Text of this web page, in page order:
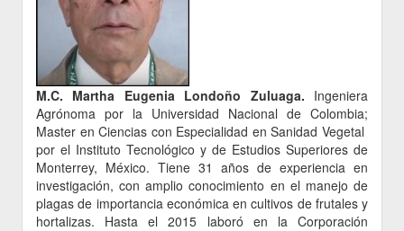
M.C. Martha Eugenia Londoño Zuluaga. Ingeniera
Agrónoma por la Universidad Nacional de Colombia;
Master en Ciencias con Especialidad en Sanidad Vegetal
por el Instituto Tecnológico y de Estudios Superiores de
Monterrey, México. Tiene 31 años de experiencia en
investigación, con amplio conocimiento en el manejo de
plagas de importancia económica en cultivos de frutales y
hortalizas. Hasta el 2015 laboró en la Corporación